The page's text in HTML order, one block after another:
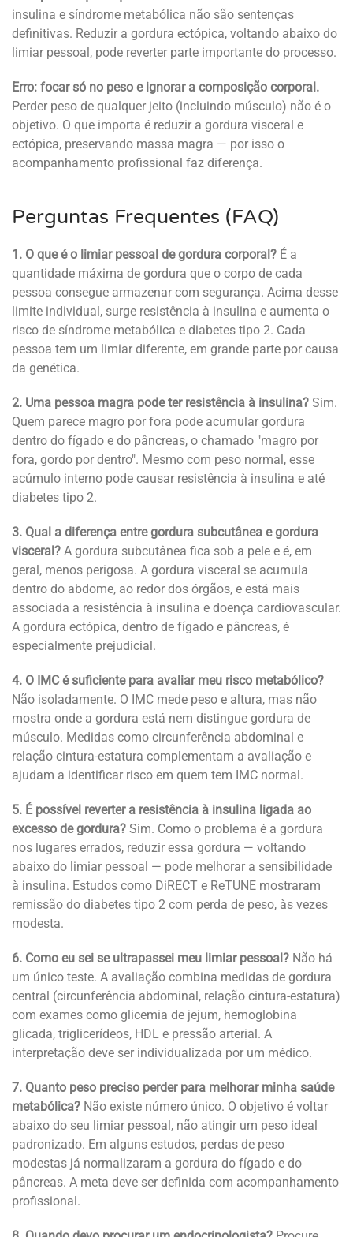
insulina e síndrome metabólica não são sentenças
definitivas. Reduzir a gordura ectópica, voltando abaixo do
limiar pessoal, pode reverter parte importante do processo.
Erro: focar só no peso e ignorar a composição corporal.
Perder peso de qualquer jeito (incluindo músculo) não é o
objetivo. O que importa é reduzir a gordura visceral e
ectópica, preservando massa magra — por isso o
acompanhamento profissional faz diferença.
Perguntas Frequentes (FAQ)
1. O que é o limiar pessoal de gordura corporal? É a
quantidade máxima de gordura que o corpo de cada
pessoa consegue armazenar com segurança. Acima desse
limite individual, surge resistência à insulina e aumenta o
risco de síndrome metabólica e diabetes tipo 2. Cada
pessoa tem um limiar diferente, em grande parte por causa
da genética.
2. Uma pessoa magra pode ter resistência à insulina? Sim.
Quem parece magro por fora pode acumular gordura
dentro do fígado e do pâncreas, o chamado "magro por
fora, gordo por dentro". Mesmo com peso normal, esse
acúmulo interno pode causar resistência à insulina e até
diabetes tipo 2.
3. Qual a diferença entre gordura subcutânea e gordura
visceral? A gordura subcutânea fica sob a pele e é, em
geral, menos perigosa. A gordura visceral se acumula
dentro do abdome, ao redor dos órgãos, e está mais
associada a resistência à insulina e doença cardiovascular.
A gordura ectópica, dentro de fígado e pâncreas, é
especialmente prejudicial.
4. O IMC é suficiente para avaliar meu risco metabólico?
Não isoladamente. O IMC mede peso e altura, mas não
mostra onde a gordura está nem distingue gordura de
músculo. Medidas como circunferência abdominal e
relação cintura-estatura complementam a avaliação e
ajudam a identificar risco em quem tem IMC normal.
5. É possível reverter a resistência à insulina ligada ao
excesso de gordura? Sim. Como o problema é a gordura
nos lugares errados, reduzir essa gordura — voltando
abaixo do limiar pessoal — pode melhorar a sensibilidade
à insulina. Estudos como DiRECT e ReTUNE mostraram
remissão do diabetes tipo 2 com perda de peso, às vezes
modesta.
6. Como eu sei se ultrapassei meu limiar pessoal? Não há
um único teste. A avaliação combina medidas de gordura
central (circunferência abdominal, relação cintura-estatura)
com exames como glicemia de jejum, hemoglobina
glicada, triglicerídeos, HDL e pressão arterial. A
interpretação deve ser individualizada por um médico.
7. Quanto peso preciso perder para melhorar minha saúde
metabólica? Não existe número único. O objetivo é voltar
abaixo do seu limiar pessoal, não atingir um peso ideal
padronizado. Em alguns estudos, perdas de peso
modestas já normalizaram a gordura do fígado e do
pâncreas. A meta deve ser definida com acompanhamento
profissional.